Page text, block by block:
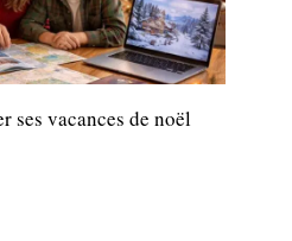
ses vacances de noël